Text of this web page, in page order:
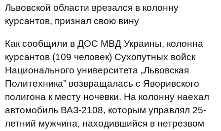
Львовской области врезался в колонну
курсантов, признал свою вину
Как сообщили в ДОС МВД Украины, колонна
курсантов (109 человек) Сухопутных войск
Национального университета „Львовская
Политехника” возвращалась с Яворивского
полигона к месту ночевки. На колонну наехал
автомобиль ВАЗ-2108, которым управлял 25-
летний мужчина, находившийся в нетрезвом